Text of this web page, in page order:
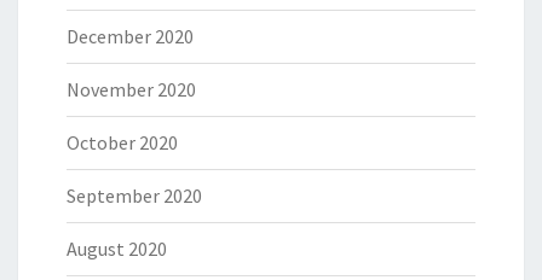
December 2020
November 2020
October 2020
September 2020
August 2020